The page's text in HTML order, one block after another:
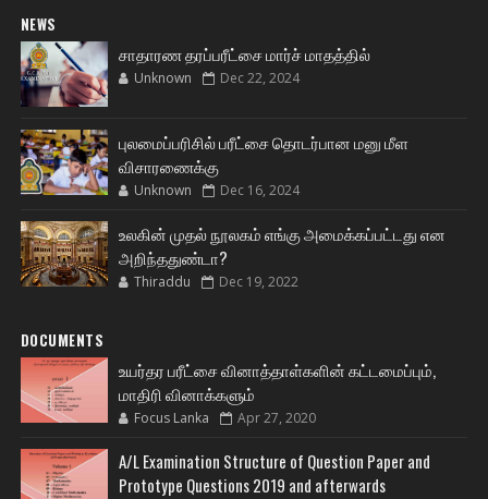
NEWS
சாதாரண தரப்பரீட்சை மார்ச் மாதத்தில்
Unknown Dec 22, 2024
புலமைப்பரிசில் பரீட்சை தொடர்பான மனு மீள
விசாரணைக்கு
Unknown Dec 16, 2024
உலகின் முதல் நூலகம் எங்கு அமைக்கப்பட்டது என
அறிந்ததுண்டா?
Thiraddu Dec 19, 2022
DOCUMENTS
உயர்தர பரீட்சை வினாத்தாள்களின் கட்டமைப்பும்,
மாதிரி வினாக்களும்
Focus Lanka Apr 27, 2020
A/L Examination Structure of Question Paper and
Prototype Questions 2019 and afterwards